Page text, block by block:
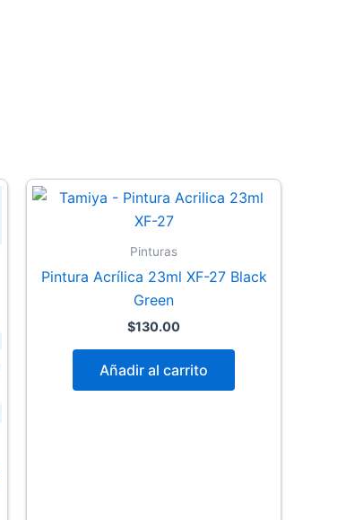
Pinturas
Pintura Acrílica 23ml XF-27 Black
Green
$130.00
Añadir al carrito